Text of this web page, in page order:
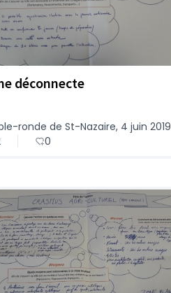
déconnecte
ronde de St-Nazaire, 4 juin 2019
0